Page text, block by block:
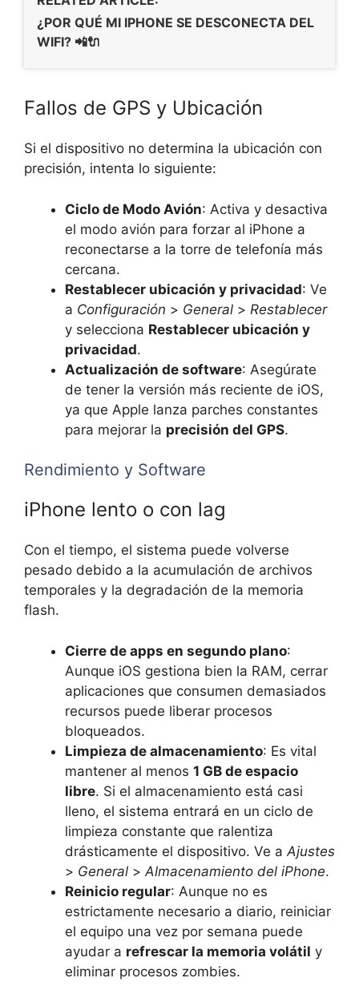
¿POR QUÉ MI IPHONE SE DESCONECTA DEL
WIFI? 📲🔌
Fallos de GPS y Ubicación
Si el dispositivo no determina la ubicación con
precisión, intenta lo siguiente:
Ciclo de Modo Avión: Activa y desactiva
el modo avión para forzar al iPhone a
reconectarse a la torre de telefonía más
cercana.
Restablecer ubicación y privacidad: Ve
a Configuración > General > Restablecer
y selecciona Restablecer ubicación y
privacidad.
Actualización de software: Asegúrate
de tener la versión más reciente de iOS,
ya que Apple lanza parches constantes
para mejorar la precisión del GPS.
Rendimiento y Software
iPhone lento o con lag
Con el tiempo, el sistema puede volverse
pesado debido a la acumulación de archivos
temporales y la degradación de la memoria
flash.
Cierre de apps en segundo plano:
Aunque iOS gestiona bien la RAM, cerrar
aplicaciones que consumen demasiados
recursos puede liberar procesos
bloqueados.
Limpieza de almacenamiento: Es vital
mantener al menos 1 GB de espacio
libre. Si el almacenamiento está casi
lleno, el sistema entrará en un ciclo de
limpieza constante que ralentiza
drásticamente el dispositivo. Ve a Ajustes
> General > Almacenamiento del iPhone.
Reinicio regular: Aunque no es
estrictamente necesario a diario, reiniciar
el equipo una vez por semana puede
ayudar a refrescar la memoria volátil y
eliminar procesos zombies.